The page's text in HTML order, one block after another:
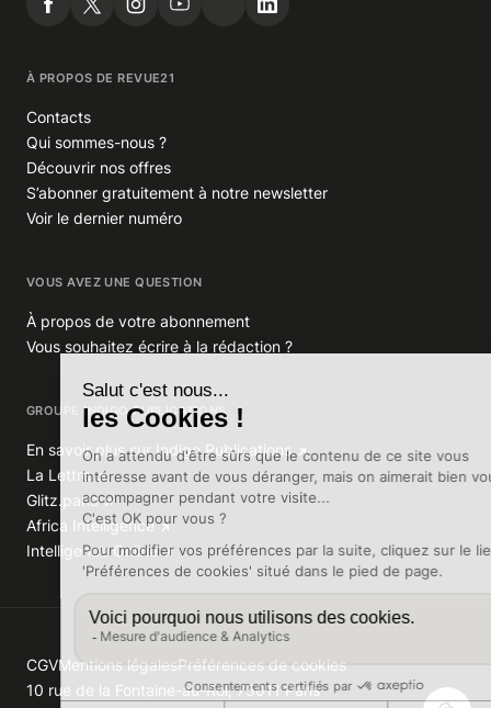
À PROPOS DE REVUE21
Contacts
Qui sommes-nous ?
Découvrir nos offres
S’abonner gratuitement à notre newsletter
Voir le dernier numéro
VOUS AVEZ UNE QUESTION
À propos de votre abonnement
Vous souhaitez écrire à la rédaction ?
GROUPE INDIGO PUBLICATIONS
En savoir plus sur Indigo Publications
La Lettre
Glitz.paris
Africa Intelligence
Intelligence Online
CGVMentions légalesPréférences de cookies
10 rue de la Fontaine-au-Roi, 75011 Paris